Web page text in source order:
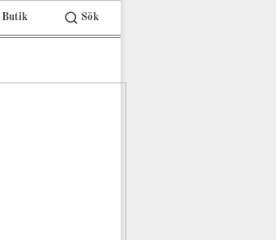
Butik Sök